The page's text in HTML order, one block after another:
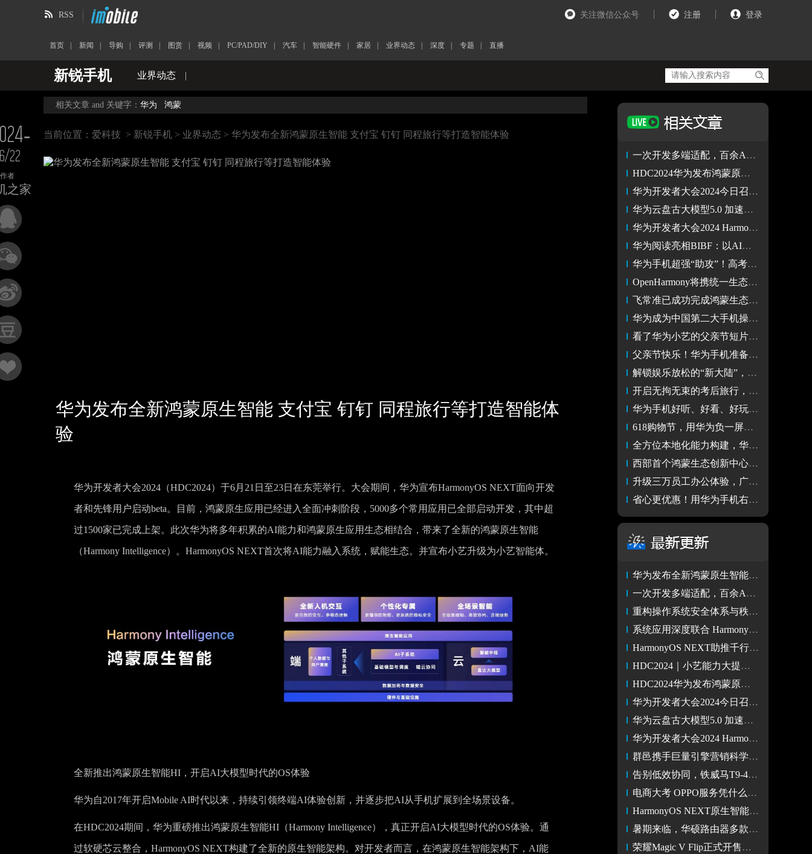
关注微信公众号 注册 登录
RSS
首页 新闻 导购 评测 图赏 视频 PC/PAD/DIY 汽车 智能硬件 家居 业界动态 深度 专题 直播
新锐手机 业界动态 |
22
作者
之家
相关文章 and 关键字： 华为 鸿蒙
当前位置： 爱科技 > 新锐手机 > 业界动态 > 华为发布全新鸿蒙原生智能 支付宝 钉钉 同程旅行等打造智能体验
华为发布全新鸿蒙原生智能 支付宝 钉钉 同程旅行等打造智能体
验
华为开发者大会2024（HDC2024）于6月21日至23日在东莞举行。大会期间，华为宣布HarmonyOS NEXT面向开发
者和先锋用户启动beta。目前，鸿蒙原生应用已经进入全面冲刺阶段，5000多个常用应用已全部启动开发，其中超
过1500家已完成上架。此次华为将多年积累的AI能力和鸿蒙原生应用生态相结合，带来了全新的鸿蒙原生智能
（Harmony Intelligence）。HarmonyOS NEXT首次将AI能力融入系统，赋能生态。并宣布小艺升级为小艺智能体。
全新推出鸿蒙原生智能HI，开启AI大模型时代的OS体验
华为自2017年开启Mobile AI时代以来，持续引领终端AI体验创新，并逐步把AI从手机扩展到全场景设备。
在HDC2024期间，华为重磅推出鸿蒙原生智能HI（Harmony Intelligence），真正开启AI大模型时代的OS体验。通
过软硬芯云整合，HarmonyOS NEXT构建了全新的原生智能架构。对开发者而言，在鸿蒙原生智能架构下，AI能
一次开发多端适配，百余App与蚂蚁数科mPaaS启动鸿蒙开发测试
HDC2024华为发布鸿蒙原生智能 AI与OS深度融合 开启全新的AI时代
华为开发者大会2024今日召开，HarmonyOS NEXT开启新体验
华为云盘古大模型5.0 加速自动驾驶技术快速成熟
华为开发者大会2024 HarmonyOS NEXT Beta发布 Q4开启商用
华为阅读亮相BIBF：以AI赋能出版行业，引领阅读新业态
华为手机超强“助攻”！高考后出境游计划一“机”到位
OpenHarmony将携统一生态成果亮相华为开发者大会2024
飞常准已成功完成鸿蒙生态出行领域全量版本交付
华为成为中国第二大手机操作系统 HDC将带来新升级更强势？
看了华为小艺的父亲节短片，我也想和爸爸一起当“显眼包”
父亲节快乐！华为手机准备的这份“宠爸清单”快来领
解锁娱乐放松的“新大陆”，华为与你共赴高考后的休闲时光
开启无拘无束的考后旅行，华为手机的这些应用陪你奔赴山海
华为手机好听、好看、好玩的应用618全线狂欢，解锁生活新体验
618购物节，用华为负一屏预定机酒、打车，享大额优惠
全方位本地化能力构建，华为游戏中心助力游戏出海欧洲
西部首个鸿蒙生态创新中心落地成都！
升级三万员工办公体验，广东移动协同办公应用启动鸿蒙原生开发
省心更优惠！用华为手机右滑一下，端午小长假轻松出游
华为发布全新鸿蒙原生智能 支付宝 钉钉 同程旅行等打造智能体验
一次开发多端适配，百余App与蚂蚁数科mPaaS启动鸿蒙开发测试
重构操作系统安全体系与秩序 HarmonyOS NEXT打造全方位原生安全
系统应用深度联合 HarmonyOS NEXT助力诛仙2等打造流畅丝滑体验
HarmonyOS NEXT助推千行万业高效开发，WPS等分享开发实践经验
HDC2024｜小艺能力大提升，升级为系统级智能体！
HDC2024华为发布鸿蒙原生智能 AI与OS深度融合 开启全新的AI时代
华为开发者大会2024今日召开，HarmonyOS NEXT开启新体验
华为云盘古大模型5.0 加速自动驾驶技术快速成熟
华为开发者大会2024 HarmonyOS NEXT Beta发布 Q4开启商用
群邑携手巨量引擎营销科学发布《2024手机行业白皮书》
告别低效协同，铁威马T9-450 NAS助力团队高效前行
电商大考 OPPO服务凭什么得“优”
HarmonyOS NEXT原生智能加持，小艺升级为智能体
暑期来临，华硕路由器多款热销产品助您畅享暑假
荣耀Magic V Flip正式开售，4.0英寸品类最大外屏，4999元起